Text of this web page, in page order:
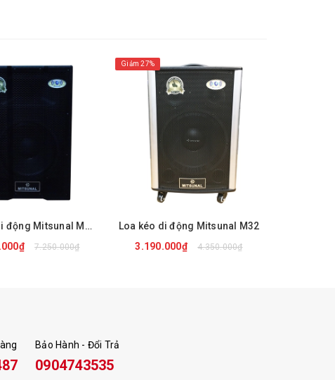
Loa kéo di động Mitsunal M82 Pro
7.250.000₫
Giảm 27%
Loa kéo di động Mitsunal M32
3.190.000₫
4.350.000₫
Bảo Hành - Đổi Trả
0904743535